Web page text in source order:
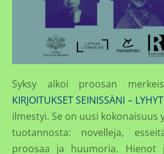
Syksy alkoi proosan
KIRJOITUKSET SEINISSÄNI –
ilmestyi. Se on uusi
tuotannosta: novelleja,
proosaa ja huumoria. Hienot